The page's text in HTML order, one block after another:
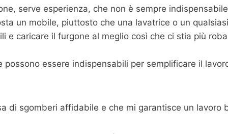
serve esperienza, che non è sempre
un mobile, piuttosto che una lavatrice o un
e caricare il furgone al meglio così che ci stia più
possono essere indispensabili per semplificare il
di sgomberi affidabile e che mi garantisce un lavoro